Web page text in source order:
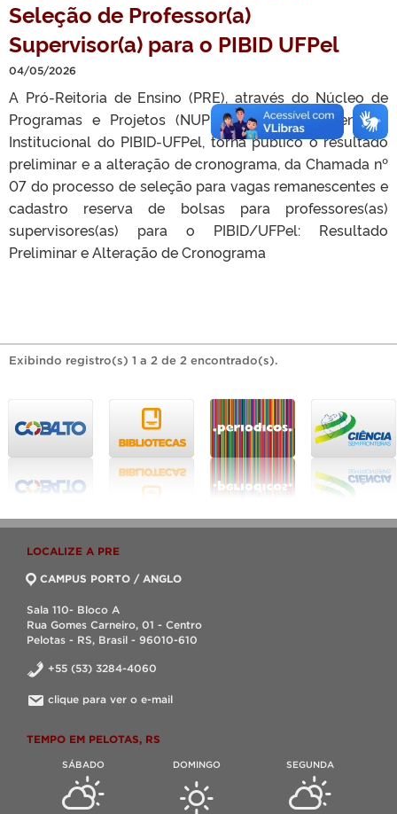
Seleção de Professor(a)
Supervisor(a) para o PIBID UFPel
04/05/2026
A Pró-Reitoria de Ensino (PRE), através do Núcleo de
Programas e Projetos (NUPROP) e da Coordenação
Institucional do PIBID-UFPel, torna público o resultado
preliminar e a alteração de cronograma, da Chamada nº
07 do processo de seleção para vagas remanescentes e
cadastro reserva de bolsas para professores(as)
supervisores(as) para o PIBID/UFPel: Resultado
Preliminar e Alteração de Cronograma
Exibindo registro(s) 1 a 2 de 2 encontrado(s).
LOCALIZE A PRE
CAMPUS PORTO / ANGLO
Sala 110- Bloco A
Rua Gomes Carneiro, 01 - Centro
Pelotas - RS, Brasil - 96010-610
+55 (53) 3284-4060
clique para ver o e-mail
TEMPO EM PELOTAS, RS
SÁBADO DOMINGO SEGUNDA